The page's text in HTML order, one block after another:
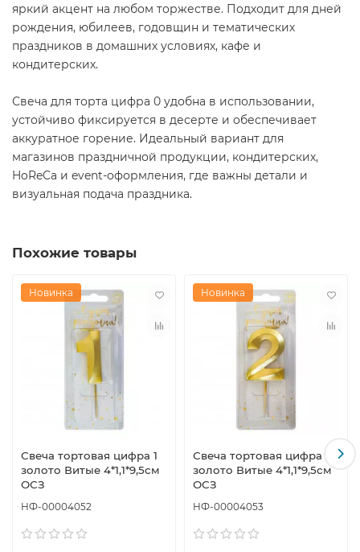
яркий акцент на любом торжестве. Подходит для дней
рождения, юбилеев, годовщин и тематических
праздников в домашних условиях, кафе и
кондитерских.
Свеча для торта цифра 0 удобна в использовании,
устойчиво фиксируется в десерте и обеспечивает
аккуратное горение. Идеальный вариант для
магазинов праздничной продукции, кондитерских,
HoReCa и event-оформления, где важны детали и
визуальная подача праздника.
Похожие товары
Новинка
Свеча тортовая цифра 1
золото Витые 4*1,1*9,5см
ОСЗ
НФ-00004052
Новинка
Свеча тортовая цифра 2
золото Витые 4*1,1*9,5см
ОСЗ
НФ-00004053